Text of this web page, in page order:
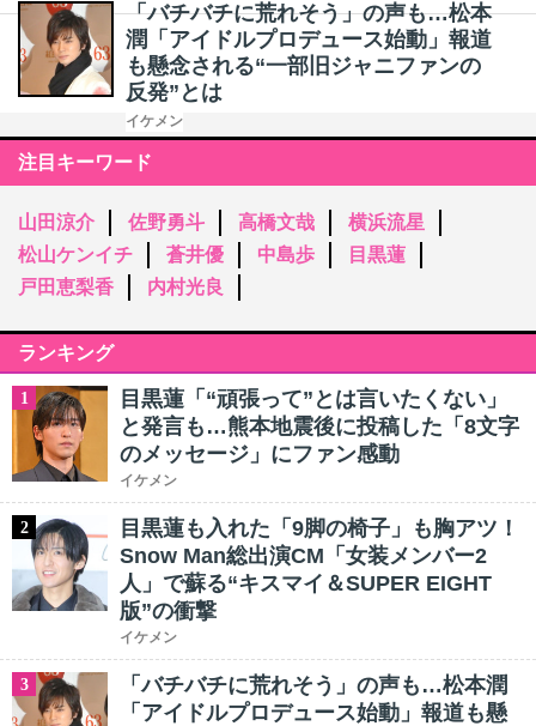
「バチバチに荒れそう」の声も…松本
潤「アイドルプロデュース始動」報道
も懸念される“一部旧ジャニファンの
反発”とは
イケメン
注目キーワード
山田涼介 佐野勇斗 高橋文哉
横浜流星
松山ケンイチ
蒼井優 中島歩
目黒蓮
戸田恵梨香
内村光良
ランキング
1
目黒蓮「“頑張って”とは言いたくない」
と発言も…熊本地震後に投稿した「8文字
のメッセージ」にファン感動
イケメン
2
目黒蓮も入れた「9脚の椅子」も胸アツ！
Snow Man総出演CM「女装メンバー2
人」で蘇る“キスマイ＆SUPER EIGHT
版”の衝撃
イケメン
3
「バチバチに荒れそう」の声も…松本潤
「アイドルプロデュース始動」報道も懸